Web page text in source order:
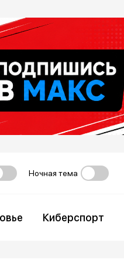
Ночная тема
Киберспорт